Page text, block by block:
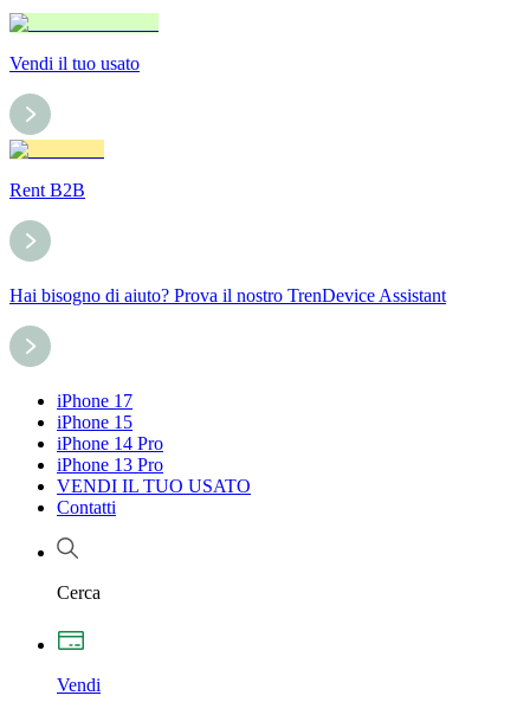
Vendi il tuo usato
Rent B2B
Hai bisogno di aiuto? Prova il nostro TrenDevice Assistant
iPhone 17
iPhone 15
iPhone 14 Pro
iPhone 13 Pro
VENDI IL TUO USATO
Contatti
Cerca
Vendi